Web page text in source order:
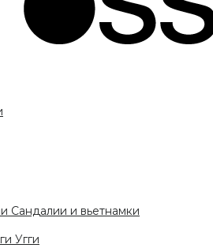
Сандалии и вьетнамки
Угги